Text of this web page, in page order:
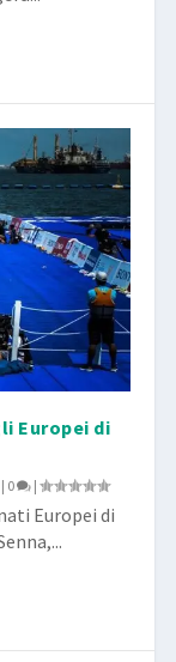
Europei di
| 0 |
Europei di